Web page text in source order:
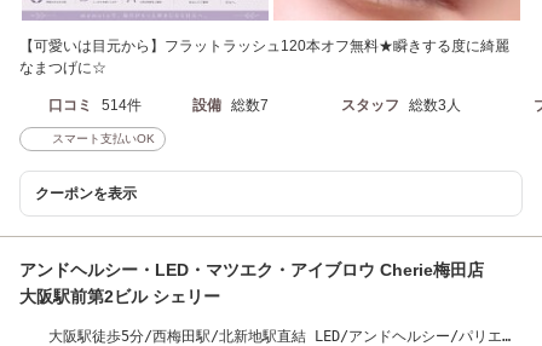
【可愛いは目元から】フラットラッシュ120本オフ無料★瞬きする度に綺麗
なまつげに☆
口コミ 514件 設備 総数7 スタッフ 総数3人
スマート支払いOK
クーポンを表示
アンドヘルシー・LED・マツエク・アイブロウ Cherie梅田店
大阪駅前第2ビル シェリー
大阪駅徒歩5分/西梅田駅/北新地駅直結 LED/アンドヘルシー/パリエ